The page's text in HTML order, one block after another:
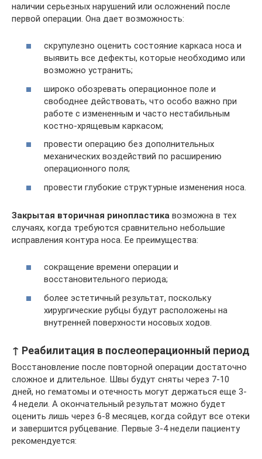
наличии серьезных нарушений или осложнений после
первой операции. Она дает возможность:
скрупулезно оценить состояние каркаса носа и
выявить все дефекты, которые необходимо или
возможно устранить;
широко обозревать операционное поле и
свободнее действовать, что особо важно при
работе с измененным и часто нестабильным
костно-хрящевым каркасом;
провести операцию без дополнительных
механических воздействий по расширению
операционного поля;
провести глубокие структурные изменения носа.
Закрытая вторичная ринопластика возможна в тех
случаях, когда требуются сравнительно небольшие
исправления контура носа. Ее преимущества:
сокращение времени операции и
восстановительного периода;
более эстетичный результат, поскольку
хирургические рубцы будут расположены на
внутренней поверхности носовых ходов.
↑ Реабилитация в послеоперационный период
Восстановление после повторной операции достаточно
сложное и длительное. Швы будут сняты через 7-10
дней, но гематомы и отечность могут держаться еще 3-
4 недели. А окончательный результат можно будет
оценить лишь через 6-8 месяцев, когда сойдут все отеки
и завершится рубцевание. Первые 3-4 недели пациенту
рекомендуется: